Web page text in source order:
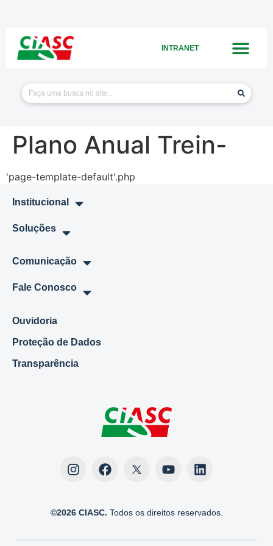
INTRANET
Plano Anual Trein-
'page-template-default'.php
Institucional
Soluções
Comunicação
Fale Conosco
Ouvidoria
Proteção de Dados
Transparência
©2026 CIASC. Todos os direitos reservados.